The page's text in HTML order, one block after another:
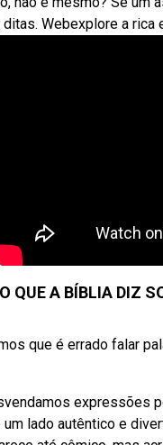
ditas. Webexplore a
O QUE A BÍBLIA DIZ
que é errado falar
expressões
um lado autêntico e